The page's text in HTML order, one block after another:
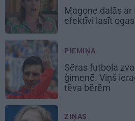
Magone dalās
efektīvi lasīt ogas
PIEMIŅA
Sēras futbola
ģimenē. Viņš
tēva bērēm
ZIŅAS